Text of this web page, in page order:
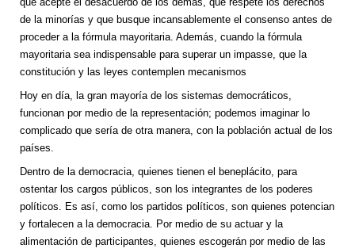
de la minorías y que busque incansablemente el consenso antes de
proceder a la fórmula mayoritaria. Además, cuando la fórmula
mayoritaria sea indispensable para superar un impasse, que la
constitución y las leyes contemplen mecanismos
Hoy en día, la gran mayoría de los sistemas democráticos,
funcionan por medio de la representación; podemos imaginar lo
complicado que sería de otra manera, con la población actual de los
países.
Dentro de la democracia, quienes tienen el beneplácito, para
ostentar los cargos públicos, son los integrantes de los poderes
políticos. Es así, como los partidos políticos, son quienes potencian
y fortalecen a la democracia. Por medio de su actuar y la
alimentación de participantes, quienes escogerán por medio de las